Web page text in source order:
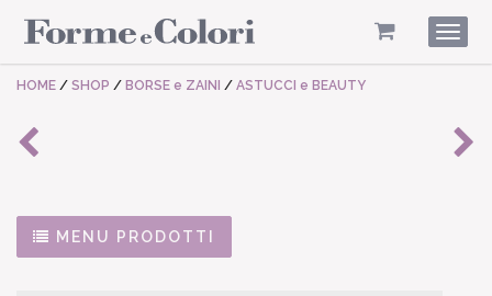
HOME / SHOP / BORSE e ZAINI / ASTUCCI e BEAUTY
MENU PRODOTTI